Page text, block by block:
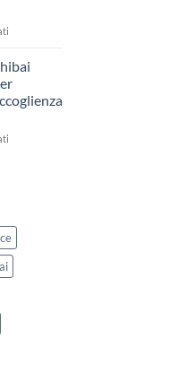
e
i
bambini
su
Kamishibai
Gratis
sull’Accoglienza:
La
delle
2026
su
lavorare
sull’accoglienza
a
scuola